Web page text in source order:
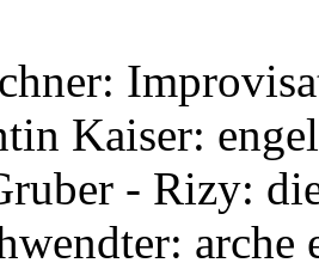
Kaiser:
- Rizy:
arche